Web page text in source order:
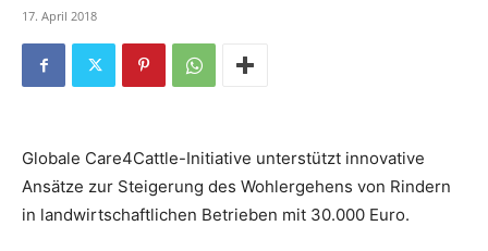
17. April 2018
Globale Care4Cattle-Initiative unterstützt innovative
Ansätze zur Steigerung des Wohlergehens von Rindern
in landwirtschaftlichen Betrieben mit 30.000 Euro.